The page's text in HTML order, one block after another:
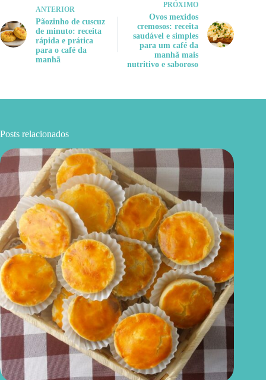
ANTERIOR
Pãozinho de cuscuz
de minuto: receita
rápida e prática
para o café da
manhã
PRÓXIMO
Ovos mexidos
cremosos: receita
saudável e simples
para um café da
manhã mais
nutritivo e saboroso
Posts relacionados